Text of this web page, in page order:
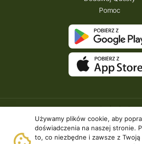
Używamy plików cookie, aby
doświadczenia na naszej stronie.
to, co niezbędne i zawsze z Twoją
Pomoc